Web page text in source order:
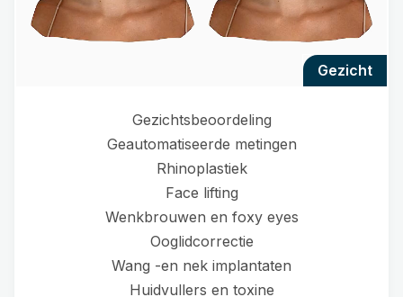
gezicht
Gezichtsbeoordeling
Geautomatiseerde metingen
Rhinoplastiek
Face lifting
Wenkbrouwen en foxy eyes
Ooglidcorrectie
Wang -en nek implantaten
Huidvullers en toxine